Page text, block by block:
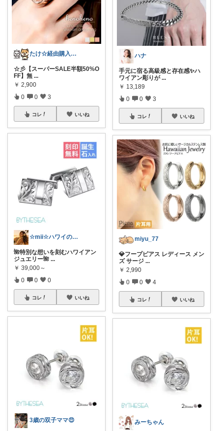
たけ☆経由購入感謝します！ありがとう！☆
☆彡【スーパーSALE半額50%O
FF】無 ...
￥ 2,900
0 0 3
コレ いいね
☆mii☆ハワイの雑貨屋さん
🌺特別な想いを刻むハワイアン
ジュエリー🌺 ...
￥ 39,000～
0 0 0
コレ いいね
3歳の双子ママ😍
ハナ
手元に宿る高級感と存在感✨ハ
ワイアン彫りが ...
￥ 13,189
0 0 3
コレ いいね
miyu_77
💎フープピアス レディース メン
ズ サージ ...
￥ 2,990
0 0 4
コレ いいね
みーちゃん